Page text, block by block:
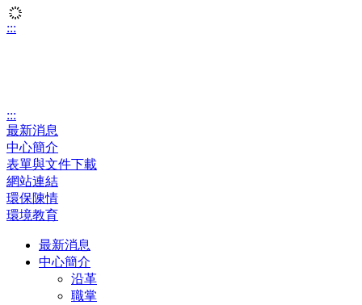
:::
:::
最新消息
中心簡介
表單與文件下載
網站連結
環保陳情
環境教育
最新消息
中心簡介
沿革
職掌